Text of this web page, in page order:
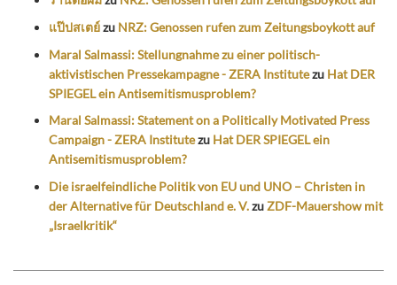
แป๊ปสเตย์zu NRZ: Genossen rufen zum Zeitungsboykott auf
Maral Salmassi: Stellungnahme zu einer politisch-
aktivistischen Pressekampagne - ZERA Institutezu Hat DER
SPIEGEL ein Antisemitismusproblem?
Maral Salmassi: Statement on a Politically Motivated Press
Campaign - ZERA Institutezu Hat DER SPIEGEL ein
Antisemitismusproblem?
Die israelfeindliche Politik von EU und UNO – Christen in
der Alternative für Deutschland e. V.zuZDF-Mauershow mit
„Israelkritik“